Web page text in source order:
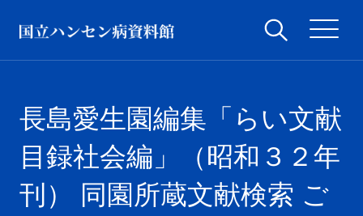
長島愛生園編集「らい文献
目録社会編」（昭和３２年
刊） 同園所蔵文献検索 ご